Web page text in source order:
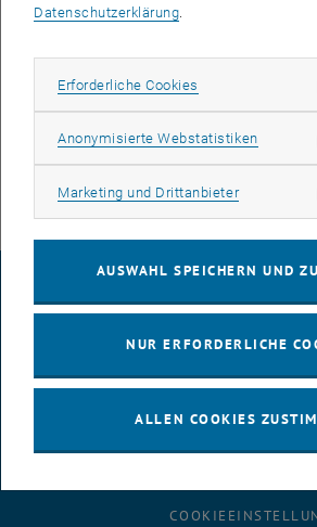
Mitarbeitern der TU Wien, nicht aber von
Informationen über das Angebot an
verfügbaren Produktversionen und die
finden Sie unterCampussoftware, öffnet
.
Datenschutzerklärung.
Erforderliche Cookies Erforderliche
Anonymisierte WebstatistikenStatistik
Marketing und DrittanbieterMarketing
AUSWAHL SPEICHERN UND
NUR ERFORDERLICHE
ALLEN COOKIES